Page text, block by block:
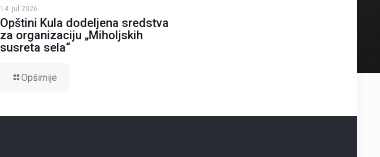
14. jul 2026.
Opštini Kula dodeljena sredstva
za organizaciju „Miholjskih
susreta sela“
Opširnije